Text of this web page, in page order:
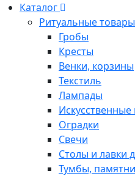
Каталог
Ритуальные товары
Гробы
Кресты
Венки, корзины
Текстиль
Лампады
Искусственные
Оградки
Свечи
Столы и лавки
Тумбы,